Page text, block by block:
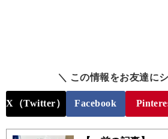
＼ この情報をお友達に
X（Twitter） Facebook